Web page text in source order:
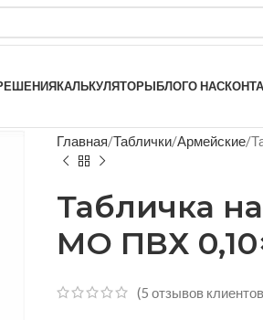
КАЛЬКУЛЯТОРЫБЛОГО НАС
Главная Таблички Армейские
Табличка
МО ПВХ
(5 отзывов